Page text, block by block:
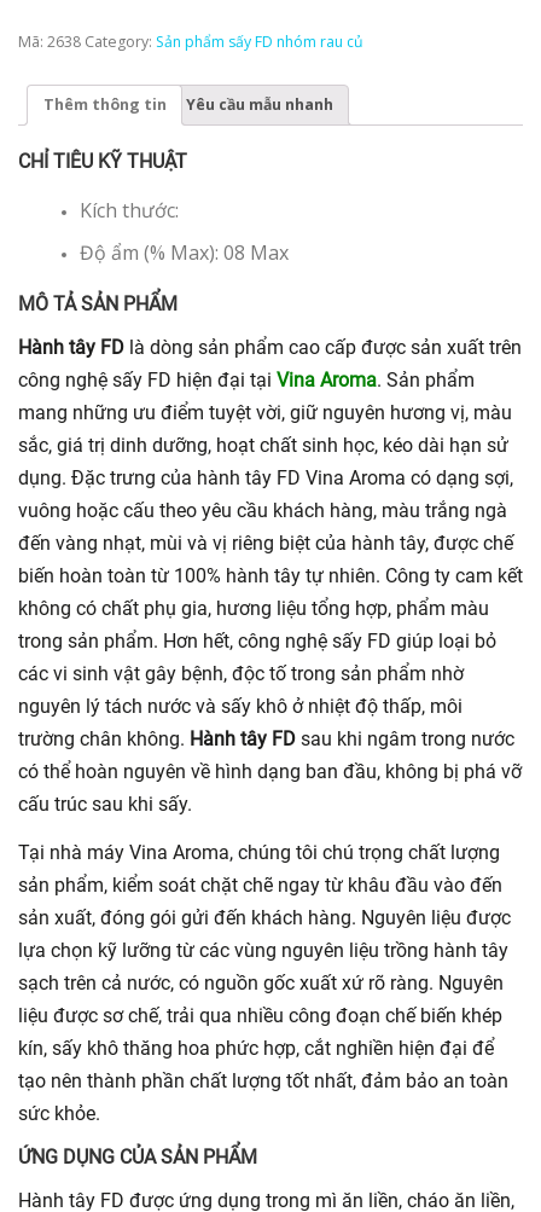
Mã: 2638 Category: Sản phẩm sấy FD nhóm rau củ
Thêm thông tin Yêu cầu mẫu nhanh
CHỈ TIÊU KỸ THUẬT
Kích thước:
Độ ẩm (% Max): 08 Max
MÔ TẢ SẢN PHẨM
Hành tây FD là dòng sản phẩm cao cấp được sản xuất trên
công nghệ sấy FD hiện đại tại Vina Aroma. Sản phẩm
mang những ưu điểm tuyệt vời, giữ nguyên hương vị, màu
sắc, giá trị dinh dưỡng, hoạt chất sinh học, kéo dài hạn sử
dụng. Đặc trưng của hành tây FD Vina Aroma có dạng sợi,
vuông hoặc cấu theo yêu cầu khách hàng, màu trắng ngà
đến vàng nhạt, mùi và vị riêng biệt của hành tây, được chế
biến hoàn toàn từ 100% hành tây tự nhiên. Công ty cam kết
không có chất phụ gia, hương liệu tổng hợp, phẩm màu
trong sản phẩm. Hơn hết, công nghệ sấy FD giúp loại bỏ
các vi sinh vật gây bệnh, độc tố trong sản phẩm nhờ
nguyên lý tách nước và sấy khô ở nhiệt độ thấp, môi
trường chân không. Hành tây FD sau khi ngâm trong nước
có thể hoàn nguyên về hình dạng ban đầu, không bị phá vỡ
cấu trúc sau khi sấy.
Tại nhà máy Vina Aroma, chúng tôi chú trọng chất lượng
sản phẩm, kiểm soát chặt chẽ ngay từ khâu đầu vào đến
sản xuất, đóng gói gửi đến khách hàng. Nguyên liệu được
lựa chọn kỹ lưỡng từ các vùng nguyên liệu trồng hành tây
sạch trên cả nước, có nguồn gốc xuất xứ rõ ràng. Nguyên
liệu được sơ chế, trải qua nhiều công đoạn chế biến khép
kín, sấy khô thăng hoa phức hợp, cắt nghiền hiện đại để
tạo nên thành phần chất lượng tốt nhất, đảm bảo an toàn
sức khỏe.
ỨNG DỤNG CỦA SẢN PHẨM
Hành tây FD được ứng dụng trong mì ăn liền, cháo ăn liền,